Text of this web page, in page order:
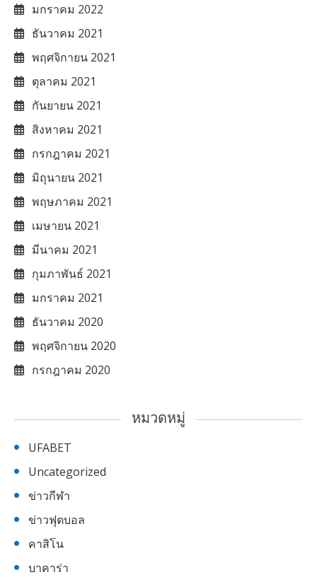
มกราคม 2022
ธันวาคม 2021
พฤศจิกายน 2021
ตุลาคม 2021
กันยายน 2021
สิงหาคม 2021
กรกฎาคม 2021
มิถุนายน 2021
พฤษภาคม 2021
เมษายน 2021
มีนาคม 2021
กุมภาพันธ์ 2021
มกราคม 2021
ธันวาคม 2020
พฤศจิกายน 2020
กรกฎาคม 2020
หมวดหมู่
UFABET
Uncategorized
ข่าวกีฬา
ข่าวฟุตบอล
คาสิโน
บาคาร่า